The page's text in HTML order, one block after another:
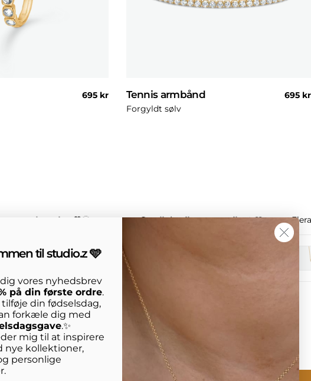
Normal
695 kr
Tennis armbånd
695 kr
Forgyldt sølv
new obsession 🧡🌞 Small details, strong vibe ✨🩵
til studio.z 🩵
vores nyhedsbrev
på din første ordre.
din fødselsdag,
forkæle dig med
.✨
mig til at inspirere
nye kollektioner,
personlige